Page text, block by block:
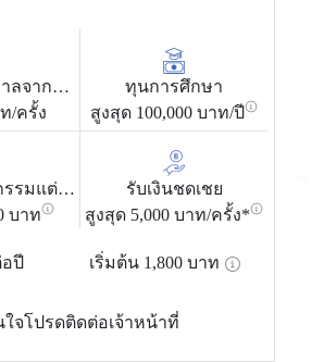
ค่ารักษาพยาบาลจากอุบัติเหตุ
/ครั้ง
ทุนการศึกษา
สูงสุด 100,000 บาท/ปี
ค่ารักษาทันตกรรมแต่ละครั้ง
บาท
รับเงินชดเชย
สูงสุด 5,000 บาท/ครั้ง*
ปี เริ่มต้น 1,800 บาท
ใจโปรดติดต่อเจ้าหน้าที่